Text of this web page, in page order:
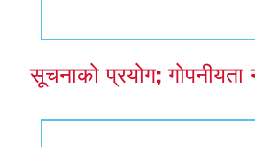
सूचनाको प्रयोग; गोपनीयता